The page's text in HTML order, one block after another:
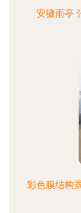
安徽雨亭
彩色膜结构